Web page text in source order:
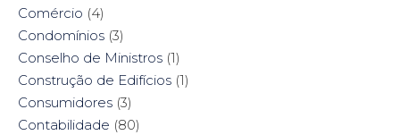
Comércio (4)
Condomínios (3)
Conselho de Ministros (1)
Construção de Edifícios (1)
Consumidores (3)
Contabilidade (80)